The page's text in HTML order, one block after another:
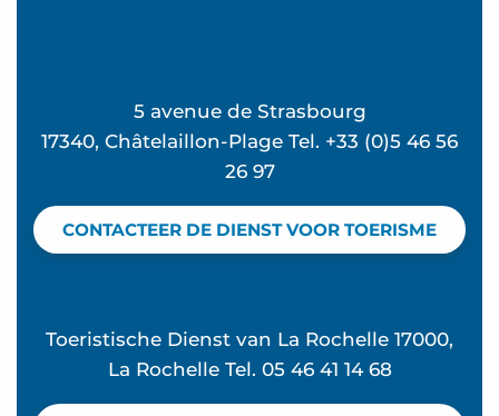
5 avenue de Strasbourg
17340, Châtelaillon-Plage Tel. +33 (0)5 46 56
26 97
CONTACTEER DE DIENST VOOR TOERISME
Toeristische Dienst van La Rochelle 17000,
La Rochelle Tel. 05 46 41 14 68